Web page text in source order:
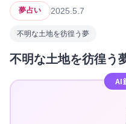
夢占い 2025.5.7
不明な土地を彷徨う夢
不明な土地を彷徨う
AI